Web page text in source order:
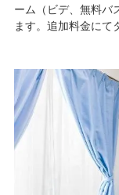
ーム（ビデ、無料バ
ます。追加料金にて